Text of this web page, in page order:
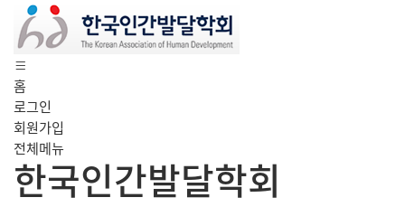
홈
로그인
회원가입
전체메뉴
한국인간발달학회